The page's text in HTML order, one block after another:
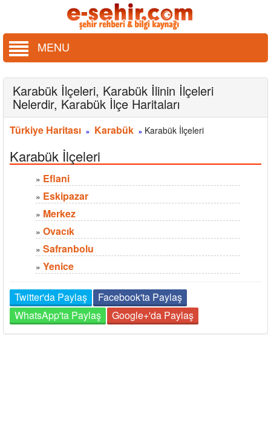
MENU
Karabük İlçeleri, Karabük İlinin İlçeleri
Nelerdir, Karabük İlçe Haritaları
Türkiye Haritası » Karabük » Karabük İlçeleri
Karabük İlçeleri
» Eflani
» Eskipazar
» Merkez
» Ovacık
» Safranbolu
» Yenice
Twitter'da Paylaş
Facebook'ta Paylaş
WhatsApp'ta Paylaş
Google+'da Paylaş